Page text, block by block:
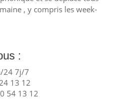
, y compris les week-
:
24 7j/7
13 12
54 13 12